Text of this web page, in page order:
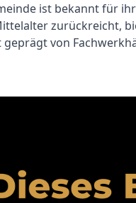
ist bekannt für
zurückreicht,
von